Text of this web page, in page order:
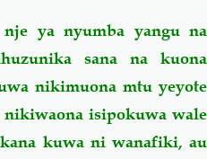
ya nyumba yangu na
sana na kuona
nikimuona mtu yeyote
isipokuwa wale
kuwa ni wanafiki, au